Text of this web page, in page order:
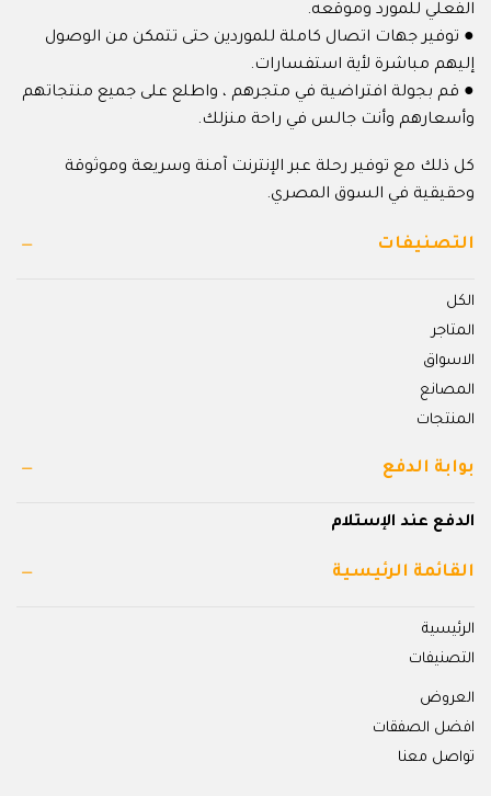
الفعلي للمورد وموقعه.
● توفير جهات اتصال كاملة للموردين حتى تتمكن من الوصول
إليهم مباشرة لأية استفسارات.
● قم بجولة افتراضية في متجرهم ، واطلع على جميع منتجاتهم
وأسعارهم وأنت جالس في راحة منزلك.
كل ذلك مع توفير رحلة عبر الإنترنت آمنة وسريعة وموثوقة
وحقيقية في السوق المصري.
التصنيفات
الكل
المتاجر
الاسواق
المصانع
المنتجات
بوابة الدفع
الدفع عند الإستلام
القائمة الرئيسية
الرئيسية
التصنيفات
العروض
افضل الصفقات
تواصل معنا